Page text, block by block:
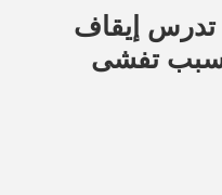
تدرس إيقاف
بسبب تفشى